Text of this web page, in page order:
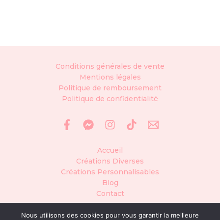
Conditions générales de vente
Mentions légales
Politique de remboursement
Politique de confidentialité
Accueil
Créations Diverses
Créations Personnalisables
Blog
Contact
Nous utilisons des cookies pour vous garantir la meilleure